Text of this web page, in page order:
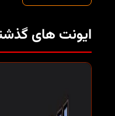
ایونت های